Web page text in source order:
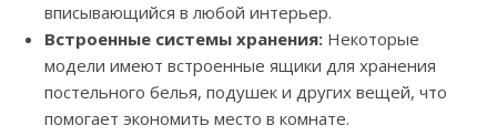
вписывающийся в любой интерьер.
Встроенные системы хранения: Некоторые
модели имеют встроенные ящики для хранения
постельного белья, подушек и других вещей, что
помогает экономить место в комнате.